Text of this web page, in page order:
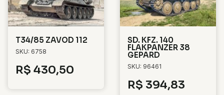
T34/85 ZAVOD 112
SKU: 6758
R$ 430,50
SD. KFZ. 140
FLAKPANZER 38
GEPARD
SKU: 96461
R$ 394,83